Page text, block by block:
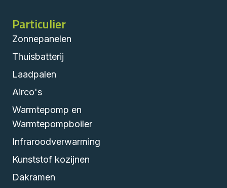
Particulier
Zonnepanelen
Thuisbatterij
Laadpalen
Airco's
Warmtepomp en
Warmtepompboiler
Infraroodverwarming
Kunststof kozijnen
Dakramen